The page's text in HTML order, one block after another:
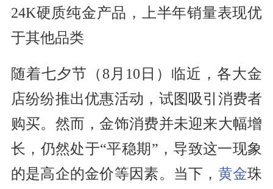
24K硬质纯金产品，上半年销量表现优
于其他品类
随着七夕节（8月10日）临近，各大金
店纷纷推出优惠活动，试图吸引消费者
购买。然而，金饰消费并未迎来大幅增
长，仍然处于“平稳期”，导致这一现象
的是高企的金价等因素。当下， 黄金珠